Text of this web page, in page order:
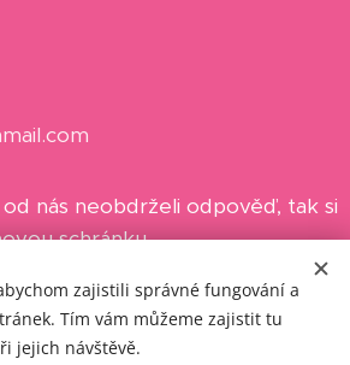
nás neobdrželi odpověď, tak si
schránku.
BEAUTY INC.
zajistili správné fungování a
Tím vám můžeme zajistit tu
jejich návštěvě.